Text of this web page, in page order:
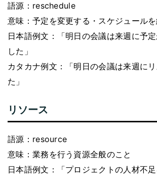
語源：reschedule
意味：予定を変更する・スケジュール
日本語例文：「明日の会議は来週に予
した」
カタカナ例文：「明日の会議は来週に
た」
リソース
語源：resource
意味：業務を行う資源全般のこと
日本語例文：「プロジェクトの人材不